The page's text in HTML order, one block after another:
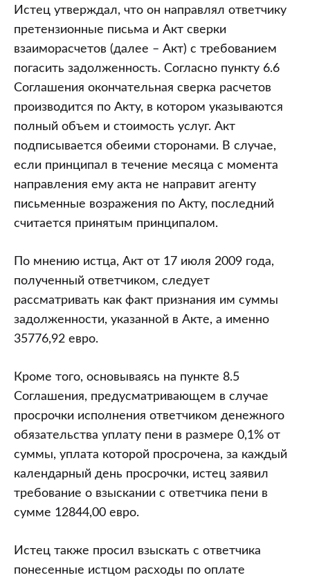
Истец утверждал, что он направлял ответчику
претензионные письма и Акт сверки
взаиморасчетов (далее – Акт) с требованием
погасить задолженность. Согласно пункту 6.6
Соглашения окончательная сверка расчетов
производится по Акту, в котором указываются
полный объем и стоимость услуг. Акт
подписывается обеими сторонами. В случае,
если принципал в течение месяца с момента
направления ему акта не направит агенту
письменные возражения по Акту, последний
считается принятым принципалом.
По мнению истца, Акт от 17 июля 2009 года,
полученный ответчиком, следует
рассматривать как факт признания им суммы
задолженности, указанной в Акте, а именно
35776,92 евро.
Кроме того, основываясь на пункте 8.5
Соглашения, предусматривающем в случае
просрочки исполнения ответчиком денежного
обязательства уплату пени в размере 0,1% от
суммы, уплата которой просрочена, за каждый
календарный день просрочки, истец заявил
требование о взыскании с ответчика пени в
сумме 12844,00 евро.
Истец также просил взыскать с ответчика
понесенные истцом расходы по оплате